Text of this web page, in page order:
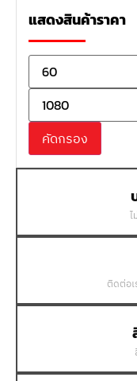
แสดงสินค้าราคา
คัดกรอง
ติดต่อเ